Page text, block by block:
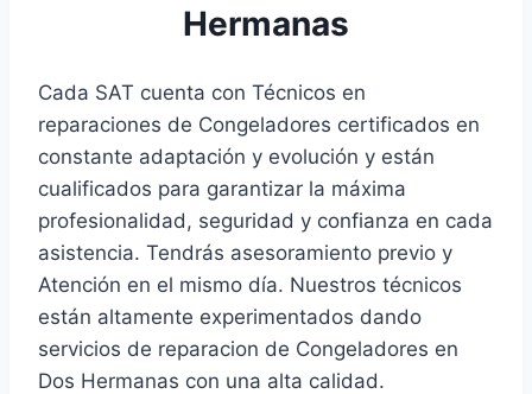
Hermanas
Cada SAT cuenta con Técnicos en
reparaciones de Congeladores certificados en
constante adaptación y evolución y están
cualificados para garantizar la máxima
profesionalidad, seguridad y confianza en cada
asistencia. Tendrás asesoramiento previo y
Atención en el mismo día. Nuestros técnicos
están altamente experimentados dando
servicios de reparacion de Congeladores en
Dos Hermanas con una alta calidad.